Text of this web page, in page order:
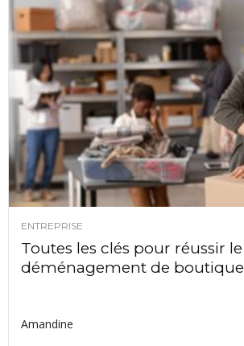
ENTREPRISE
Toutes les clés pour réussir le
déménagement de boutique
Amandine